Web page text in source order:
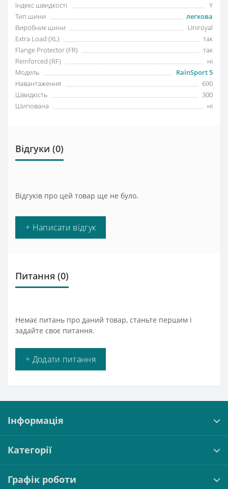
Індекс швидкості
Y
Тип шини
легкова
Виробник шини
Uniroyal
Extra Load (XL)
так
Flange Protector (FR)
так
Reinforced (RF)
ні
Модель
RainSport 5
Навантаження
690
Швидкість
300
Шипована
ні
Відгуки (0)
Відгуків про цей товар ще не було.
+ Написати відгук
Питання (0)
Немає питань про даний товар, станьте першим і
задайте своє питання.
+ Додати питання
Інформація
Категорії
Графік роботи